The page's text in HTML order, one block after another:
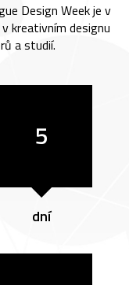
Design Week je v
kreativním designu
a studií.
5
dní